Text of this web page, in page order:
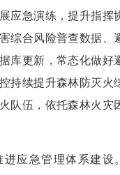
应急演练，提升指挥
综合风险普查数据、
库更新，常态化做好
持续提升森林防灭火
队伍，依托森林火灾
急管理体系建设